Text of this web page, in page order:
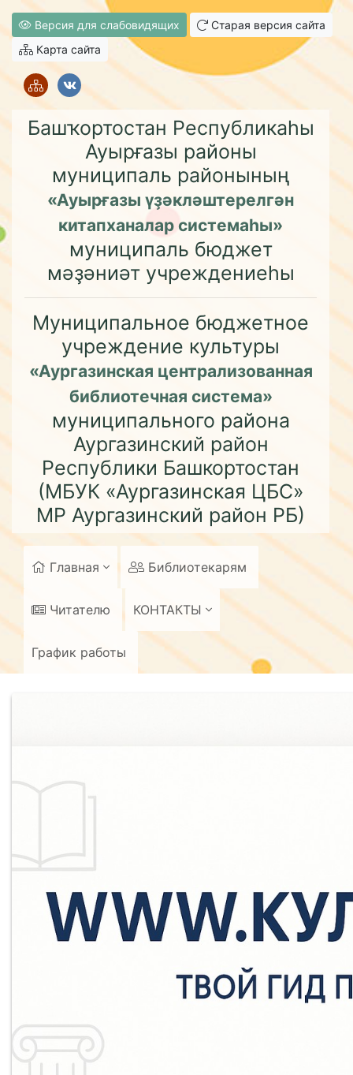
Версия для слабовидящих
Старая версия сайта
Карта сайта
Башҡортостан Республикаһы
Ауырғазы районы
муниципаль районының
«Ауырғазы үҙәкләштерелгән
китапханалар системаһы»
муниципаль бюджет
мәҙәниәт учреждениеһы
Муниципальное бюджетное
учреждение культуры
«Аургазинская централизованная
библиотечная система»
муниципального района
Аургазинский район
Республики Башкортостан
(МБУК «Аургазинская ЦБС»
МР Аургазинский район РБ)
Главная Библиотекарям
Читателю КОНТАКТЫ
График работы